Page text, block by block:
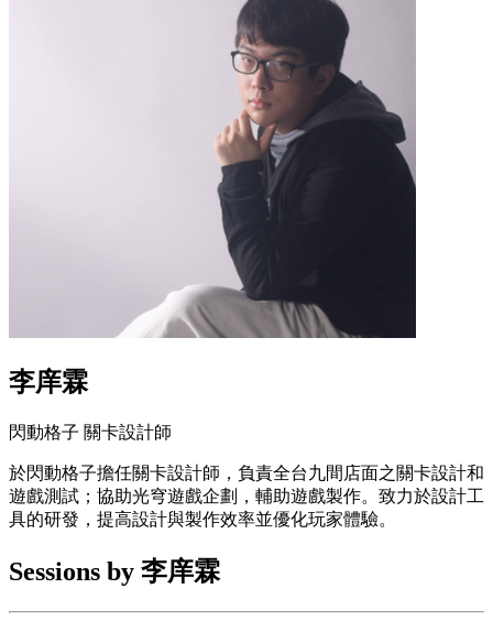
李庠霖
閃動格子 關卡設計師
於閃動格子擔任關卡設計師，負責全台九間店面之關卡設計和
遊戲測試；協助光穹遊戲企劃，輔助遊戲製作。致力於設計工
具的研發，提高設計與製作效率並優化玩家體驗。
Sessions by 李庠霖